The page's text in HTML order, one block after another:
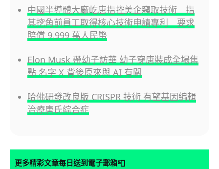
中國半導體大廠屹唐指控美企竊取技術 指
其挖角前員工取得核心技術申請專利 要求
賠償 9,999 萬人民幣
Elon Musk 帶幼子訪華 幼子穿唐裝成全場焦
點 名字 X 背後原來與 AI 有關
哈佛研發改良版 CRISPR 技術 有望基因編輯
治療唐氏綜合症
更多精彩文章每日送到電子郵箱📮